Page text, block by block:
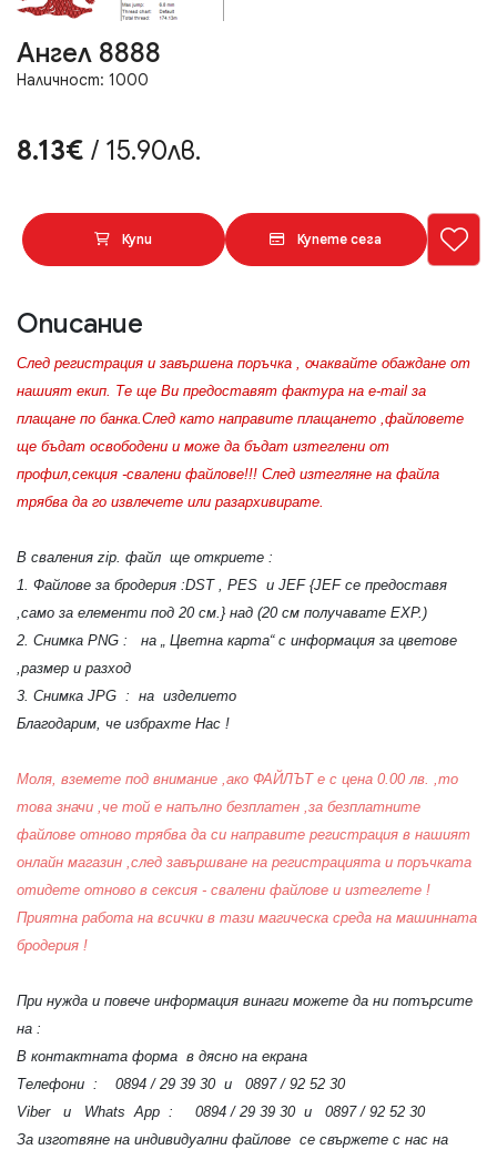
Ангел 8888
Наличност: 1000
8.13€ / 15.90лв.
Купи Купете сега
Описание
След регистрация и завършена поръчка , очаквайте обаждане от
нашият екип. Те ще Ви предоставят фактура на e-mail за
плащане по банка.След като направите плащането ,файловете
ще бъдат освободени и може да бъдат изтеглени от
профил,секция -свалени файлове!!! След изтегляне на файла
трябва да го извлечете или разархивирате.
В сваления zip. файл ще откриете :
1. Файлове за бродерия :DST , PES и JEF {JEF се предоставя
,само за елементи под 20 см.} над (20 см получавате EXP.)
2. Снимка PNG : на „ Цветна карта“ с информация за цветове
,размер и разход
3. Снимка JPG : на изделието
Благодарим, че избрахте Нас !
Моля, вземете под внимание ,ако ФАЙЛЪТ е с цена 0.00 лв. ,то
това значи ,че той е напълно безплатен ,за безплатните
файлове отново трябва да си направите регистрация в нашият
онлайн магазин ,след завършване на регистрацията и поръчката
отидете отново в сексия - свалени файлове и изтеглете !
Приятна работа на всички в тази магическа среда на машинната
бродерия !
При нужда и повече информация винаги можете да ни потърсите
на :
В контактната форма в дясно на екрана
Телефони : 0894 / 29 39 30 и 0897 / 92 52 30
Viber и Whats App : 0894 / 29 39 30 и 0897 / 92 52 30
За изготвяне на индивидуални файлове се свържете с нас на